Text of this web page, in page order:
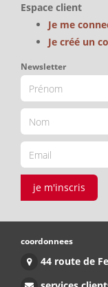
Espace client
Je me
Je créé un
Newsletter
je m'inscris
coordonnees
44 route de